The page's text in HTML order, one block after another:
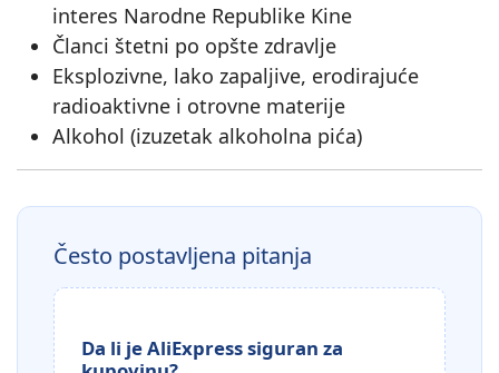
interes Narodne Republike Kine
Članci štetni po opšte zdravlje
Eksplozivne, lako zapaljive, erodirajuće
radioaktivne i otrovne materije
Alkohol (izuzetak alkoholna pića)
Često postavljena pitanja
Da li je AliExpress siguran za